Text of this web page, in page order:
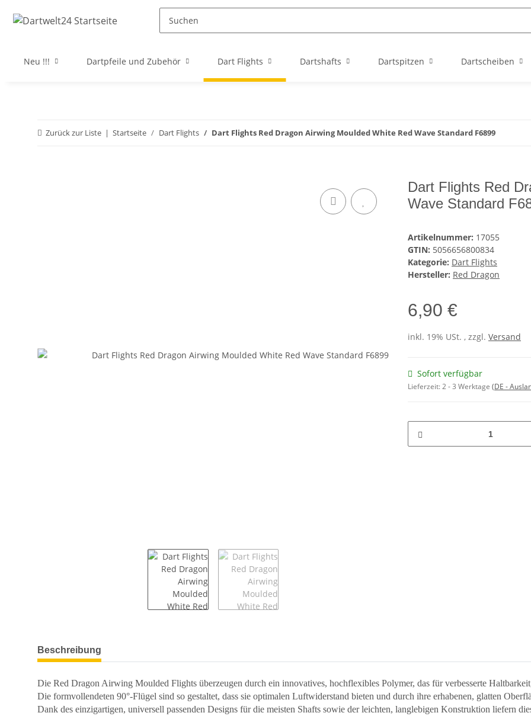
Neu !!! Dartpfeile und Zubehör Dart Flights Dartshafts Dartspitzen Dartscheiben
Zurück zur Liste Startseite Dart Flights Dart Flights Red Dragon Airwing Moulded White Red Wave Standard F6899
Dart Flights Red
Wave Standard
Artikelnummer: 17055
GTIN: 5056656800834
Kategorie: Dart Flights
Hersteller: Red Dragon
6,90 €
inkl. 19% USt. , zzgl. Versand
Sofort verfügbar
Lieferzeit:2 - 3 Werktage (DE -
weitere Registerkarten anzeigen
Beschreibung
Die Red Dragon Airwing Moulded Flights überzeugen durch ein innovatives, hochflexibles Polymer, das für verbesserte
Die formvollendeten 90°-Flügel sind so gestaltet, dass sie optimalen Luftwiderstand bieten und durch ihre erhabenen, glatten
Dank des einzigartigen, universell passenden Designs für die meisten Shafts sowie der leichten, langlebigen Konstruktion liefern